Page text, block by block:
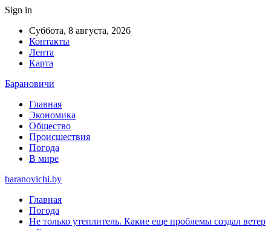
Sign in
Суббота, 8 августа, 2026
Контакты
Лента
Карта
Барановичи
Главная
Экономика
Общество
Происшествия
Погода
В мире
baranovichi.by
Главная
Погода
Не только утеплитель. Какие еще проблемы создал ветер